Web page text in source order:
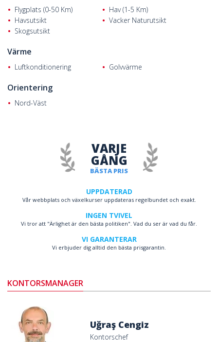
Flygplats (0-50 Km)
Hav (1-5 Km)
Havsutsikt
Vacker Naturutsikt
Skogsutsikt
Värme
Luftkonditionering Golvvärme
Orientering
Nord-Väst
BÄSTA PRIS
VARJE
GÅNG
UPPDATERAD
Vår webbplats och växelkurser uppdateras regelbundet och exakt.
INGEN TVIVEL
Vi tror att "Ärlighet är den bästa politiken". Vad du ser är vad du får.
VI GARANTERAR
Vi erbjuder dig alltid den bästa prisgarantin.
KONTORSMANAGER
Uğraş Cengiz
Kontorschef